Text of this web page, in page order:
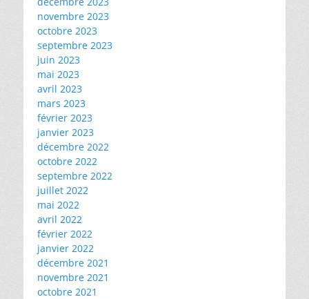
novembre 2023
octobre 2023
septembre 2023
juin 2023
mai 2023
avril 2023
mars 2023
février 2023
janvier 2023
décembre 2022
octobre 2022
septembre 2022
juillet 2022
mai 2022
avril 2022
février 2022
janvier 2022
décembre 2021
novembre 2021
octobre 2021